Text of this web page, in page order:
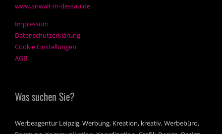
www.anwalt-in-dessau.de
Impressum
Datenschutzerklärung
Cookie Einstellungen
AGB
Was suchen Sie?
Werbeagentur Leipzig, Werbung, Kreation, kreativ, Werbebüro,